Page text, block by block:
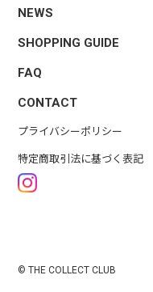
NEWS
SHOPPING GUIDE
FAQ
CONTACT
プライバシーポリシー
特定商取引法に基づく表記
© THE COLLECT CLUB